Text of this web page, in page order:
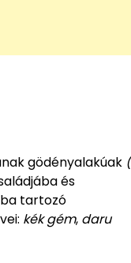
gödényalakúak
és
tartozó
kék gém, daru